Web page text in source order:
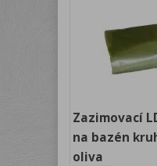
Zazimovací
na bazén
oliva